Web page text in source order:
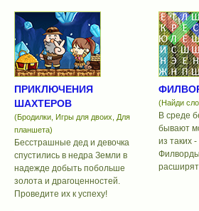
ПРИКЛЮЧЕНИЯ
ШАХТЕРОВ
(Бродилки, Игры для двоих, Для
планшета)
Бесстрашные дед и девочка
спустились в недра Земли в
надежде добыть побольше
золота и драгоценностей.
Проведите их к успеху!
(Найди
В среде
бывают
из таких